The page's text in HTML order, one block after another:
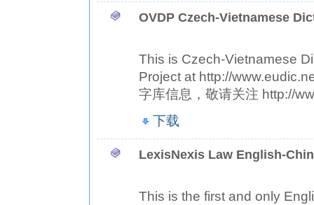
OVDP Czech-Vietnamese
This is Czech-Vietnamese
Project at http://
字库信息，敬请关注 http://
下载
LexisNexis Law English-
This is the first and only